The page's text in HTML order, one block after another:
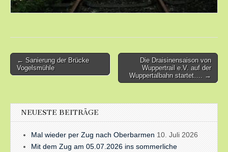
Post
navigation
← Sanierung der Brücke
Vogelsmühle
Die Draisinensaison von
Wuppertrail e.V. auf der
Wuppertalbahn startet…. →
NEUESTE BEITRÄGE
Mal wieder per Zug nach Oberbarmen 10. Juli 2026
Mit dem Zug am 05.07.2026 ins sommerliche